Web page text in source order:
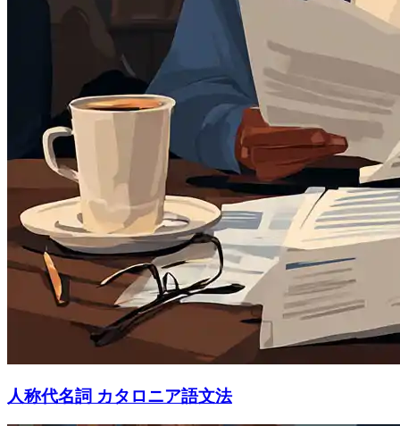
人称代名詞 カタロニア語文法